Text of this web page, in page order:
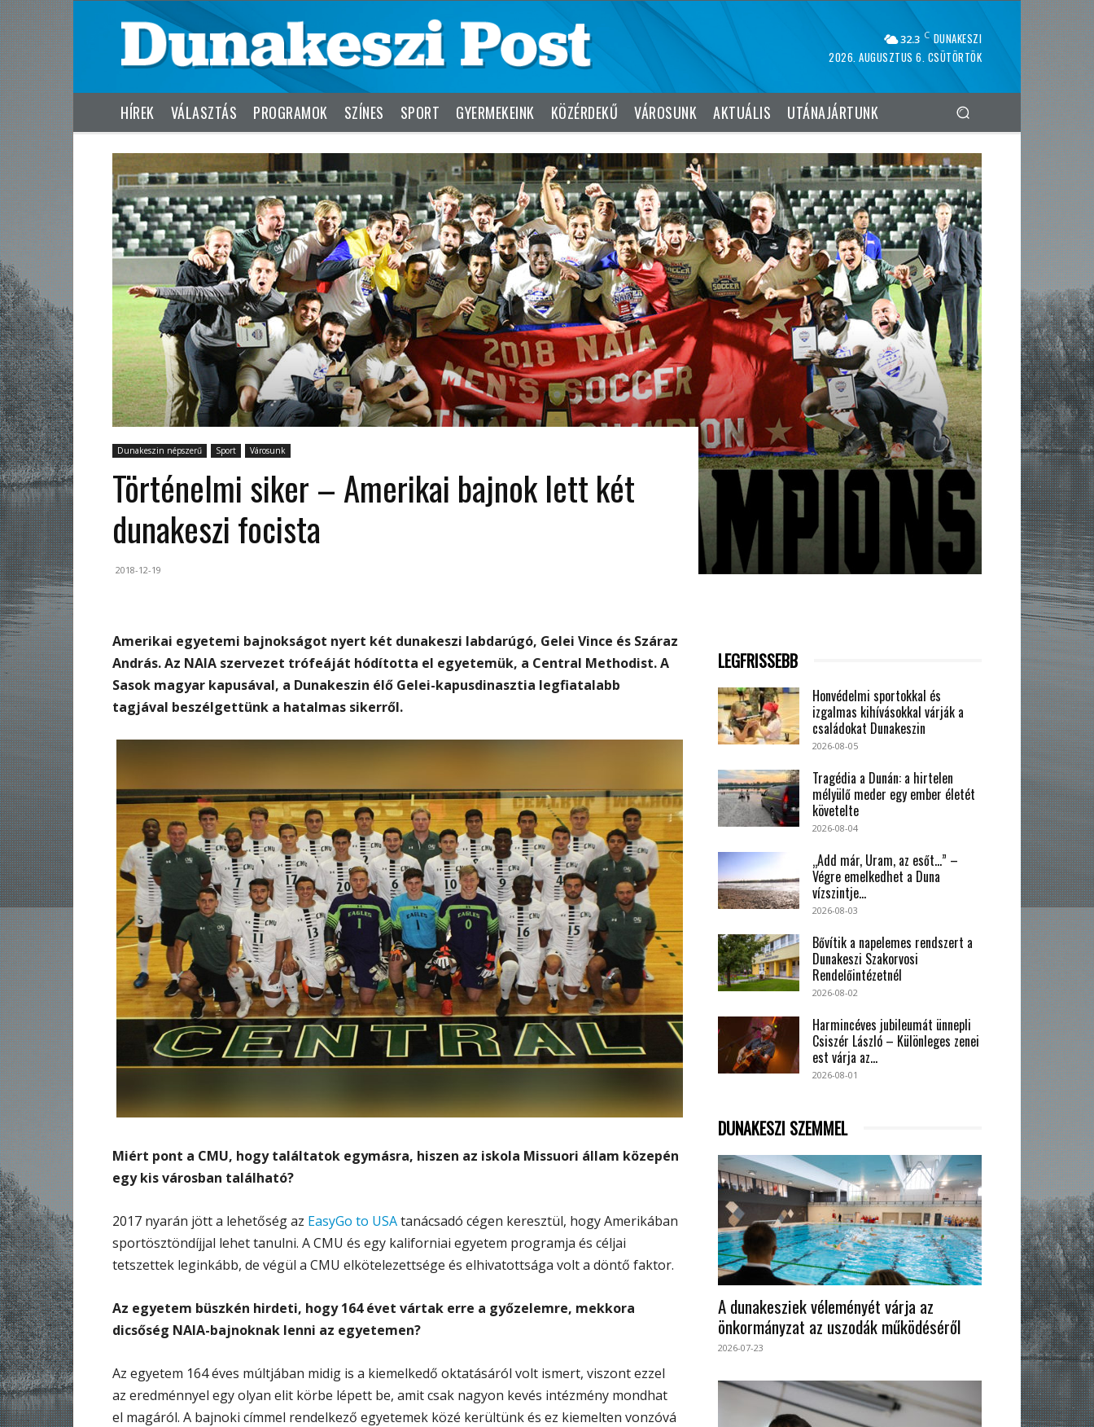
32.3 C DUNAKESZI
2026. AUGUSZTUS 6. CSÜTÖRTÖK
HÍREK VÁLASZTÁS PROGRAMOK SZÍNES SPORT GYERMEKEINK KÖZÉRDEKŰ VÁROSUNK AKTUÁLIS UTÁNAJÁRTUNK
Dunakeszin népszerű Sport Városunk
Történelmi siker – Amerikai bajnok lett két
dunakeszi focista
2018-12-19
Amerikai egyetemi bajnokságot nyert két dunakeszi labdarúgó, Gelei Vince és Száraz
András. Az NAIA szervezet trófeáját hódította el egyetemük, a Central Methodist. A
Sasok magyar kapusával, a Dunakeszin élő Gelei-kapusdinasztia legfiatalabb
tagjával beszélgettünk a hatalmas sikerről.
Miért pont a CMU, hogy találtatok egymásra, hiszen az iskola Missuori állam közepén
egy kis városban található?
2017 nyarán jött a lehetőség az EasyGo to USAtanácsadó cégen keresztül, hogy Amerikában
sportösztöndíjjal lehet tanulni. A CMU és egy kaliforniai egyetem programja és céljai
tetszettek leginkább, de végül a CMU elkötelezettsége és elhivatottsága volt a döntő faktor.
Az egyetem büszkén hirdeti, hogy 164 évet vártak erre a győzelemre, mekkora
dicsőség NAIA-bajnoknak lenni az egyetemen?
Az egyetem 164 éves múltjában midig is a kiemelkedő oktatásáról volt ismert, viszont ezzel
az eredménnyel egy olyan elit körbe lépett be, amit csak nagyon kevés intézmény mondhat
el magáról. A bajnoki címmel rendelkező egyetemek közé kerültünk és ez kiemelten vonzóvá
LEGFRISSEBB
Honvédelmi sportokkal és
izgalmas kihívásokkal várják a
családokat Dunakeszin
2026-08-05
Tragédia a Dunán: a hirtelen
mélyülő meder egy ember életét
követelte
2026-08-04
„Add már, Uram, az esőt…” –
Végre emelkedhet a Duna
vízszintje...
2026-08-03
Bővítik a napelemes rendszert a
Dunakeszi Szakorvosi
Rendelőintézetnél
2026-08-02
Harmincéves jubileumát ünnepli
Csiszér László – Különleges zenei
est várja az...
2026-08-01
DUNAKESZI SZEMMEL
A dunakesziek véleményét várja az
önkormányzat az uszodák működéséről
2026-07-23